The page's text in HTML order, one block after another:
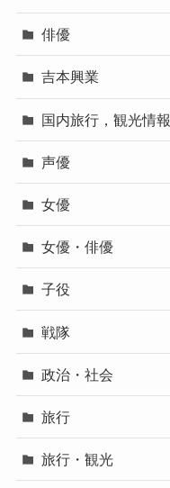
俳優
吉本興業
国内旅行，観光情報
声優
女優
女優・俳優
子役
戦隊
政治・社会
旅行
旅行・観光